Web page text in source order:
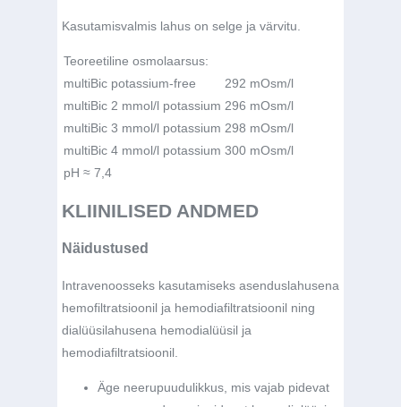
Kasutamisvalmis lahus on selge ja värvitu.
Teoreetiline osmolaarsus:
multiBic potassium-free
292 mOsm/l
multiBic 2 mmol/l potassium 296 mOsm/l
multiBic 3 mmol/l potassium 298 mOsm/l
multiBic 4 mmol/l potassium 300 mOsm/l
pH ≈ 7,4
KLIINILISED ANDMED
Näidustused
Intravenoosseks kasutamiseks asenduslahusena
hemofiltratsioonil ja hemodiafiltratsioonil ning
dialüüsilahusena hemodialüüsil ja
hemodiafiltratsioonil.
Äge neerupuudulikkus, mis vajab pidevat